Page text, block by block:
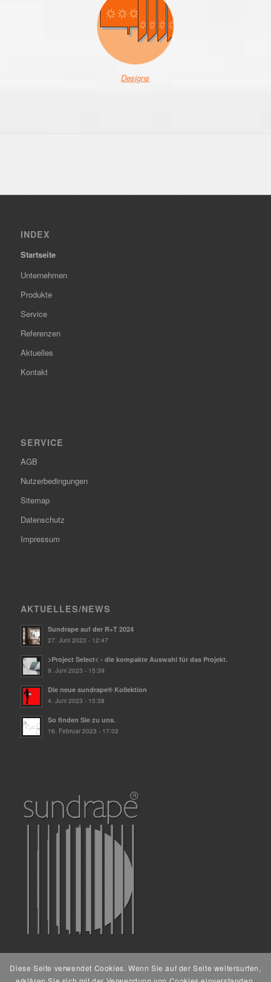
Designs
INDEX
Startseite
Unternehmen
Produkte
Service
Referenzen
Aktuelles
Kontakt
SERVICE
AGB
Nutzerbedingungen
Sitemap
Datenschutz
Impressum
AKTUELLES/NEWS
Sundrape auf der R+T 2024
27. Juni 2023 - 12:47
>Project Select< - die kompakte Auswahl für das Projekt.
9. Juni 2023 - 15:39
Die neue sundrape® Kollektion
4. Juni 2023 - 15:38
So finden Sie zu uns.
16. Februar 2023 - 17:02
Diese Seite verwendet Cookies. Wenn Sie auf der Seite weitersurfen,